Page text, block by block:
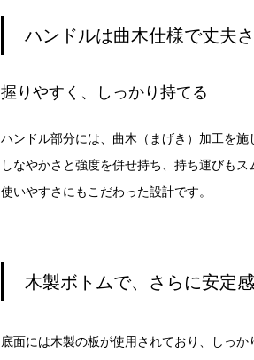
ハンドルは曲木仕様で丈夫
握りやすく、しっかり持てる
ハンドル部分には、曲木（まげき）加工を施
しなやかさと強度を併せ持ち、持ち運びもス
使いやすさにもこだわった設計です。
木製ボトムで、さらに安定
底面には木製の板が使用されており、しっか